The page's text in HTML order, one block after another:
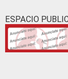
ESPACIO